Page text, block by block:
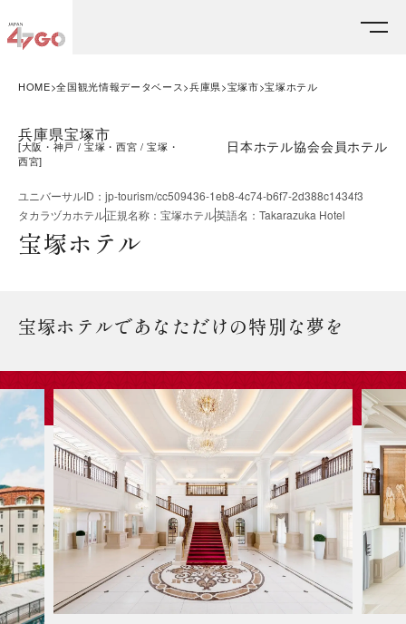
HOME 全国観光情報データベース 兵庫県 宝塚市 宝塚ホテル
兵庫県宝塚市
[大阪・神戸 宝塚・西宮
宝塚・
西宮]
日本ホテル協会会員ホテル
ユニバーサルID ： jp-tourism/cc509436-1eb8-4c74-b6f7-2d388c1434f3
タカラヅカホテル正規名称 ： 宝塚ホテル英語名 ： Takarazuka Hotel
宝塚ホテル
宝塚ホテルであなただけの特別な夢を